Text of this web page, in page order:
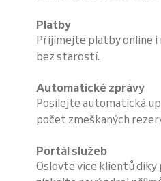
Platby
Přijímejte platby online i
bez starostí.
Automatické zprávy
Posílejte automatická
počet zmeškaných
Portál služeb
Oslovte více klientů díky